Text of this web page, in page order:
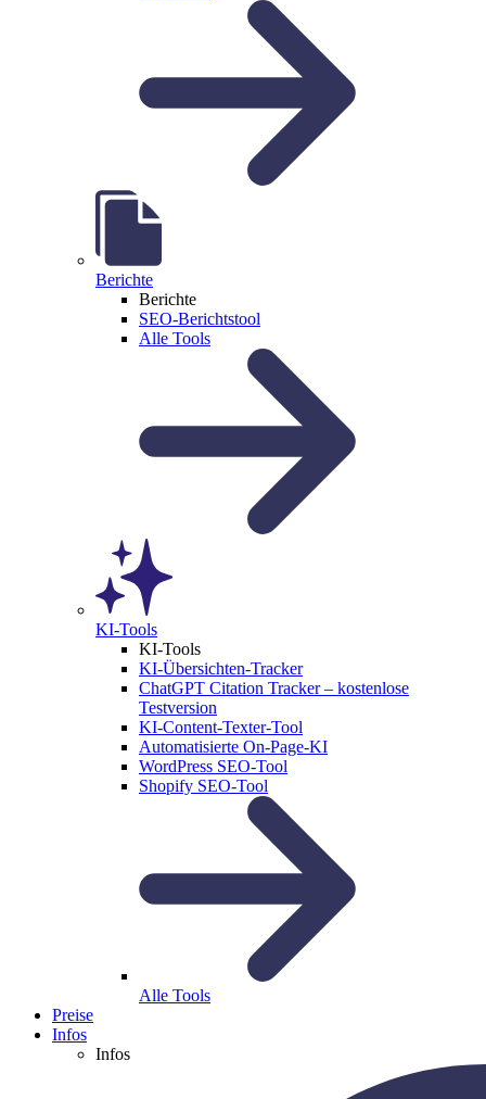
Berichte
Berichte
SEO-Berichtstool
Alle Tools
KI-Tools
KI-Tools
KI-Übersichten-Tracker
ChatGPT Citation Tracker – kostenlose
Testversion
KI-Content-Texter-Tool
Automatisierte On-Page-KI
WordPress SEO-Tool
Shopify SEO-Tool
Alle Tools
Preise
Infos
Infos